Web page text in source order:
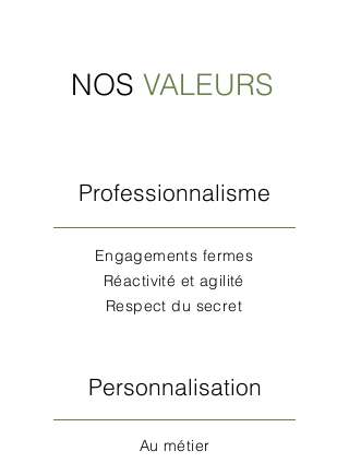
NOS VALEURS
Professionnalisme
Engagements fermes
Réactivité et agilité
Respect du secret
Personnalisation
Au métier